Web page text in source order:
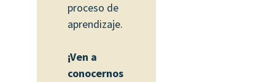
proceso de
aprendizaje.
¡Ven a
conocernos